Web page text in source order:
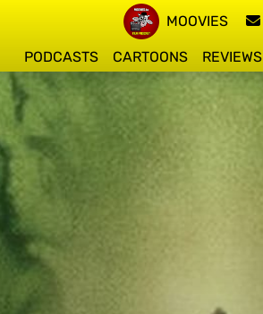
MOOVIES
PODCASTS CARTOONS REVIEWS